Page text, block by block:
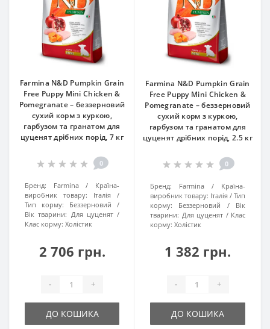
Farmina N&D Pumpkin Grain
Free Puppy Mini Chicken &
Pomegranate – беззерновий
сухий корм з куркою,
гарбузом та гранатом для
цуценят дрібних порід, 7 кг
0
Бренд: Farmina
Країна-
виробник товару:
Італія
Тип корму:
Беззерновий
Вік тварини: Для цуценят
Клас корму: Холістик
2 706 грн.
- +
ДО КОШИКА
Farmina N&D Pumpkin Grain
Free Puppy Mini Chicken &
Pomegranate – беззерновий
сухий корм з куркою,
гарбузом та гранатом для
цуценят дрібних порід, 2.5 кг
0
Бренд: Farmina
Країна-
виробник товару: Італія
Тип
корму:
Беззерновий
Вік
тварини: Для цуценят
Клас
корму: Холістик
1 382 грн.
- +
ДО КОШИКА